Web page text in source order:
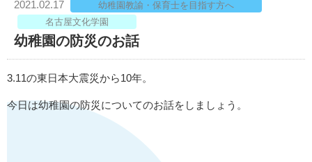
2021.02.17
幼稚園教諭・保育士を目指す方へ
名古屋文化学園
幼稚園の防災のお話
3.11の東日本大震災から10年。
今日は幼稚園の防災についてのお話をしましょう。